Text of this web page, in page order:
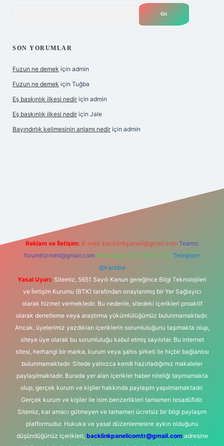
SON YORUMLAR
Fuzun ne demek için admin
Fuzun ne demek için Tuğba
Eş baskınlık ilkesi nedir için admin
Eş baskınlık ilkesi nedir için Jale
Bayındırlık kelimesinin anlamı nedir için admin
Reklam ve İletişim: E-mail: backlinkpaneli@gmail.com Teams:
forumhizmeti@gmail.com Whatsapp: 0262 606 0 726 Telegram:
@karabul
Yasal Uyarı: Sitemiz, 5651 Sayılı Kanun gereğince Bilgi Teknolojileri
ve İletişim Kurumu (BTK) tarafından onaylanmış bir Yer Sağlayıcı
olarak hizmet vermektedir. Bu nedenle, sitedeki içerikleri proaktif
olarak denetleme veya araştırma yükümlülüğümüz bulunmamaktadır.
Ancak, üyelerimiz yazdıkları içeriklerin sorumluluğunu taşımakta olup,
siteye üye olarak bu sorumluluğu kabul etmiş sayılırlar. Bu internet
sitesi, herhangi bir marka, kurum veya şahıs şirketi ile hiçbir bağlantısı
bulunmamaktadır. Sitede yalnızca kendi hazırladığımız makaleler
paylaşılmaktadır. Burada yer alan içerikler haber niteliği taşımamakta
olup, gerçek kurum ve kişiler hakkında paylaşım yapılmamaktadır.
Gerçek kurum ve kişiler ile isim benzerlikleri tamamen tesadüfidir.
Sitemiz, kar amacı gütmeyen ve tamamen ücretsiz bir bilgi paylaşım
platformudur. Hukuka ve yasal düzenlemelere aykırı olduğunu
düşündüğünüz içerikleri, backlinkpanelicomtr@gmail.comadresine